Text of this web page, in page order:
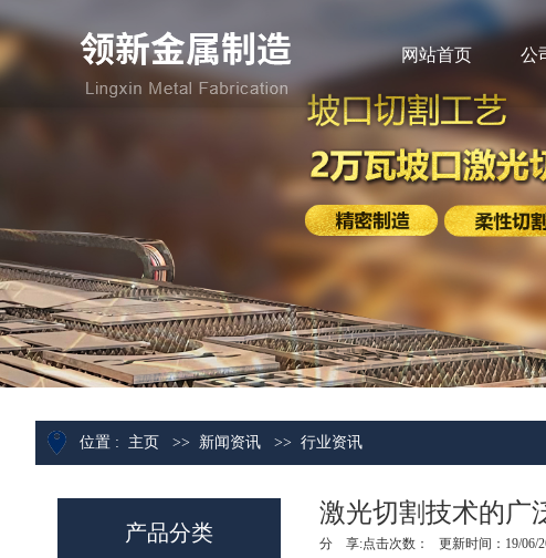
网站首页 公
位置 : 主页 >> 新闻资讯 >> 行业资讯
产品分类
激光切割技术的广
点击次数： 更新时间：19/06/
分 享: